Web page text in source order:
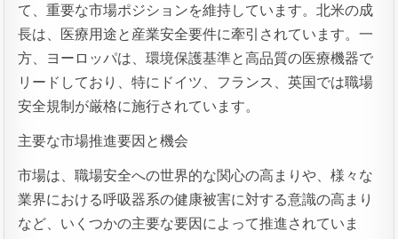
て、重要な市場ポジションを維持しています。北米の成
長は、医療用途と産業安全要件に牽引されています。一
方、ヨーロッパは、環境保護基準と高品質の医療機器で
リードしており、特にドイツ、フランス、英国では職場
安全規制が厳格に施行されています。
主要な市場推進要因と機会
市場は、職場安全への世界的な関心の高まりや、様々な
業界における呼吸器系の健康被害に対する意識の高まり
など、いくつかの主要な要因によって推進されていま